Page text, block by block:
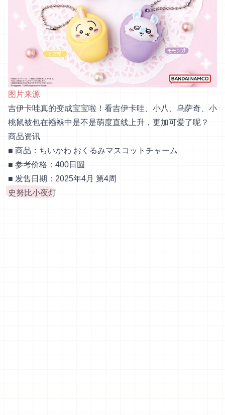
图片来源
吉伊卡哇真的变成宝宝啦！看吉伊卡哇、小八、乌萨奇、小
桃鼠被包在襁褓中是不是萌度直线上升，更加可爱了呢？
商品资讯
■ 商品：ちいかわ おくるみマスコットチャーム
■ 参考价格：400日圆
■ 发售日期：2025年4月 第4周
史努比小夜灯